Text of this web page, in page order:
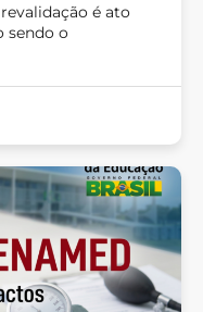
é ato
sendo o